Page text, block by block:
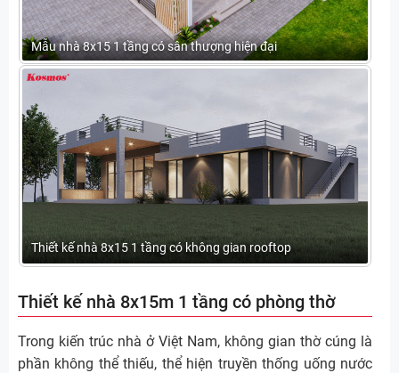
Mẫu nhà 8x15 1 tầng có sân thượng hiện đại
Thiết kế nhà 8x15 1 tầng có không gian rooftop
Thiết kế nhà 8x15m 1 tầng có phòng thờ
Trong kiến trúc nhà ở Việt Nam, không gian thờ cúng là
phần không thể thiếu, thể hiện truyền thống uống nước